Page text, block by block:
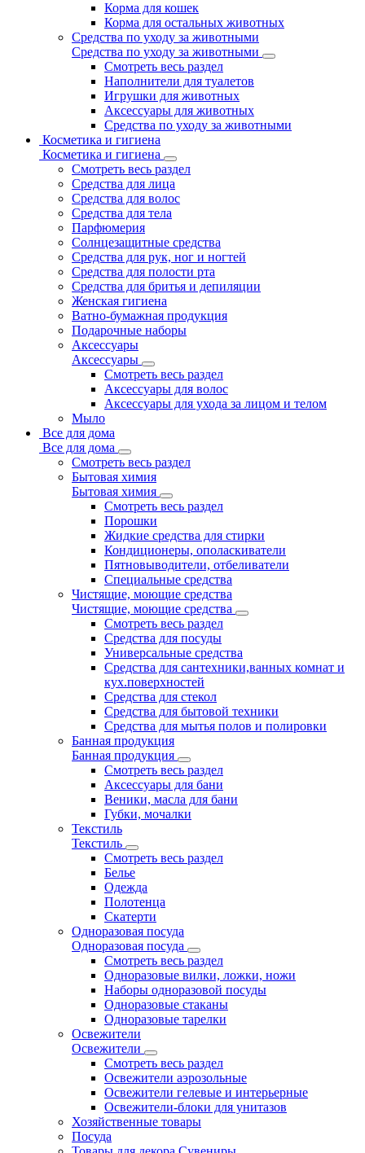
Корма для кошек
Корма для остальных животных
Средства по уходу за животными
Средства по уходу за животными
Смотреть весь раздел
Наполнители для туалетов
Игрушки для животных
Аксессуары для животных
Средства по уходу за животными
Косметика и гигиена
Косметика и гигиена
Смотреть весь раздел
Средства для лица
Средства для волос
Средства для тела
Парфюмерия
Солнцезащитные средства
Средства для рук, ног и ногтей
Средства для полости рта
Средства для бритья и депиляции
Женская гигиена
Ватно-бумажная продукция
Подарочные наборы
Аксессуары
Аксессуары
Смотреть весь раздел
Аксессуары для волос
Аксессуары для ухода за лицом и телом
Мыло
Все для дома
Все для дома
Смотреть весь раздел
Бытовая химия
Бытовая химия
Смотреть весь раздел
Порошки
Жидкие средства для стирки
Кондиционеры, ополаскиватели
Пятновыводители, отбеливатели
Специальные средства
Чистящие, моющие средства
Чистящие, моющие средства
Смотреть весь раздел
Средства для посуды
Универсальные средства
Средства для сантехники,ванных комнат и
кух.поверхностей
Средства для стекол
Средства для бытовой техники
Средства для мытья полов и полировки
Банная продукция
Банная продукция
Смотреть весь раздел
Аксессуары для бани
Веники, масла для бани
Губки, мочалки
Текстиль
Текстиль
Смотреть весь раздел
Белье
Одежда
Полотенца
Скатерти
Одноразовая посуда
Одноразовая посуда
Смотреть весь раздел
Одноразовые вилки, ложки, ножи
Наборы одноразовой посуды
Одноразовые стаканы
Одноразовые тарелки
Освежители
Освежители
Смотреть весь раздел
Освежители аэрозольные
Освежители гелевые и интерьерные
Освежители-блоки для унитазов
Хозяйственные товары
Посуда